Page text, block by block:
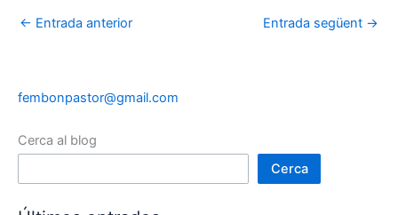
← Entrada anterior Entrada següent →
fembonpastor@gmail.com
Cerca al blog
Cerca